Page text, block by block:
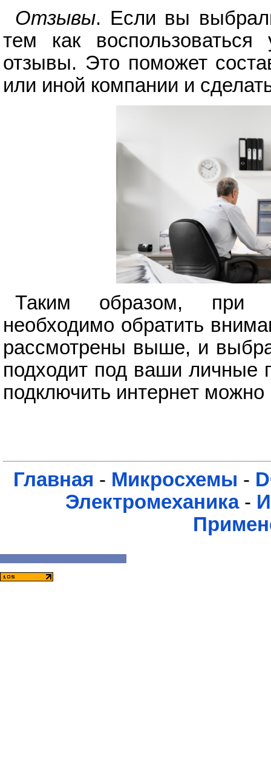
Отзывы. Если вы
тем как воспользоваться
отзывы. Это поможет
или иной компании и
Таким образом, при
необходимо обратить
рассмотрены выше, и
подходит под ваши личные
подключить интернет
Главная - Микросхемы -
Электромеханика-